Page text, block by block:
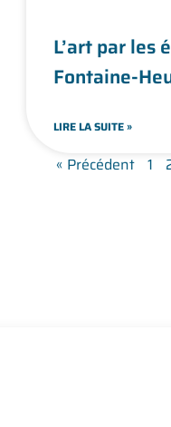
L’art par les
Fontaine-
LIRE LA SUITE »
« Précédent 1